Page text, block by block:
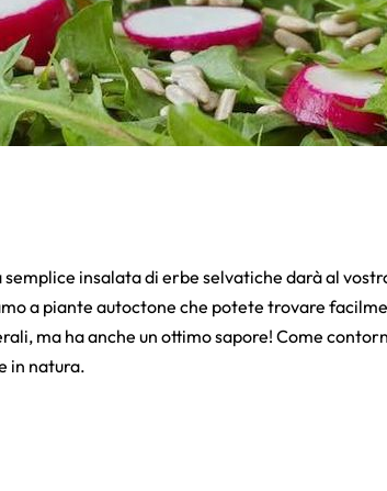
insalata di erbe selvatiche darà al
a piante autoctone che potete trovare
ma ha anche un ottimo sapore! Come
in natura.